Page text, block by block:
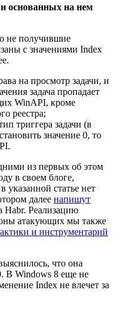
основанных на нем
не получившие
с значениями Index
на просмотр задачи, и
задача пропадает
WinAPI, кроме
реестра;
триггера задачи (в
значение 0, то
из первых об этом
в своем блоге,
указанной статье нет
далее напишут
Habr. Реализацию
атакующих мы также
и инструментарий
что она
В Windows 8 еще не
Index не влечет за